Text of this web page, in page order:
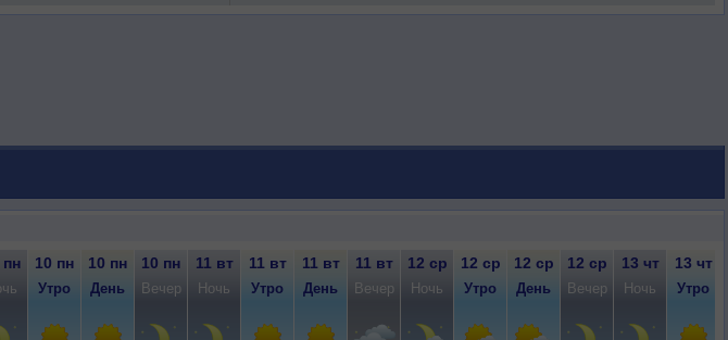
пн 10 пн 10 пн 10 пн 11 вт 11 вт 11 вт 11 вт 12 ср 12 ср 12 ср 12 ср 13 чт 13 чт
Утро День Вечер Ночь Утро День Вечер Ночь Утро День Вечер Ночь Утро